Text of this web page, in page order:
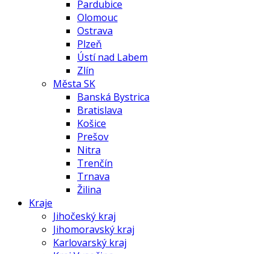
Pardubice
Olomouc
Ostrava
Plzeň
Ústí nad Labem
Zlín
Města SK
Banská Bystrica
Bratislava
Košice
Prešov
Nitra
Trenčín
Trnava
Žilina
Kraje
Jihočeský kraj
Jihomoravský kraj
Karlovarský kraj